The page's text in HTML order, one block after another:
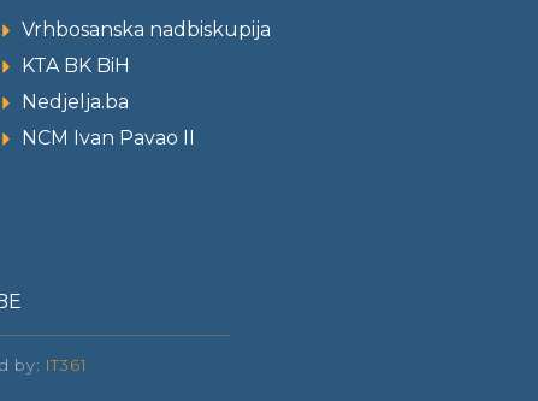
Vrhbosanska nadbiskupija
KTA BK BiH
Nedjelja.ba
NCM Ivan Pavao II
by: IT361